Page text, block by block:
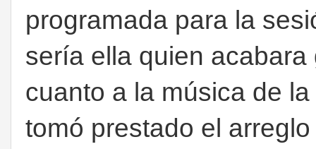
programada para la
sería ella quien
cuanto a la música de
tomó prestado el